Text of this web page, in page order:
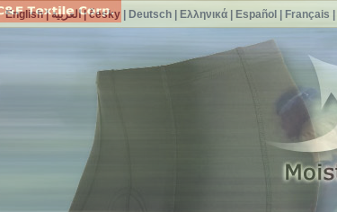
English|العربية|česky| Deutsch| Ελληνικά| Español Français